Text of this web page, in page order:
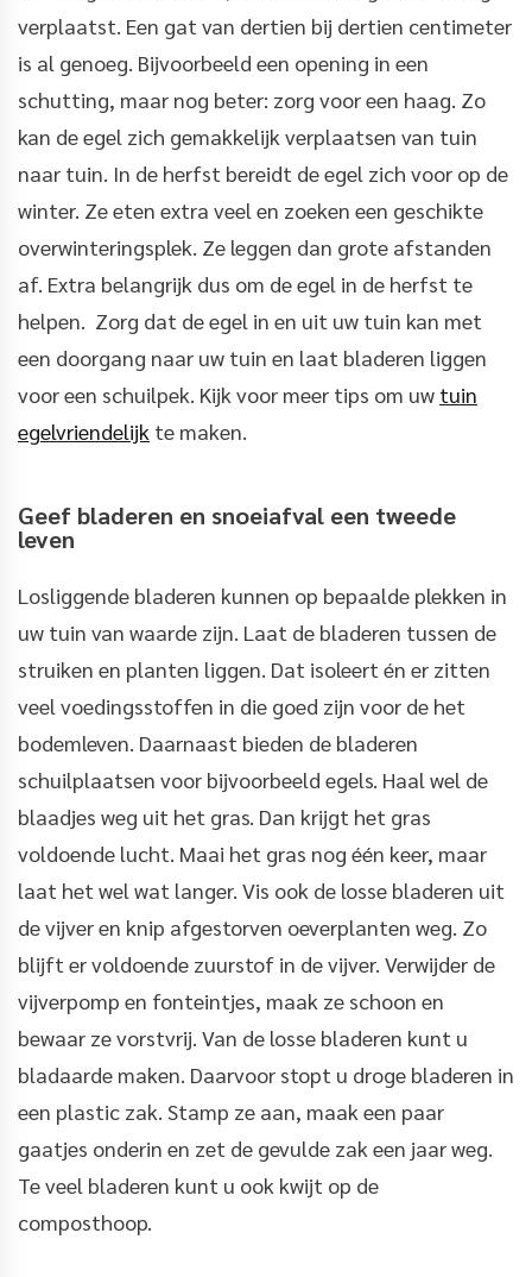
verplaatst. Een gat van dertien bij dertien centimeter
is al genoeg. Bijvoorbeeld een opening in een
schutting, maar nog beter: zorg voor een haag. Zo
kan de egel zich gemakkelijk verplaatsen van tuin
naar tuin. In de herfst bereidt de egel zich voor op de
winter. Ze eten extra veel en zoeken een geschikte
overwinteringsplek. Ze leggen dan grote afstanden
af. Extra belangrijk dus om de egel in de herfst te
helpen. Zorg dat de egel in en uit uw tuin kan met
een doorgang naar uw tuin en laat bladeren liggen
voor een schuilpek. Kijk voor meer tips om uw tuin
egelvriendelijk te maken.
Geef bladeren en snoeiafval een tweede
leven
Losliggende bladeren kunnen op bepaalde plekken in
uw tuin van waarde zijn. Laat de bladeren tussen de
struiken en planten liggen. Dat isoleert én er zitten
veel voedingsstoffen in die goed zijn voor de het
bodemleven. Daarnaast bieden de bladeren
schuilplaatsen voor bijvoorbeeld egels. Haal wel de
blaadjes weg uit het gras. Dan krijgt het gras
voldoende lucht. Maai het gras nog één keer, maar
laat het wel wat langer. Vis ook de losse bladeren uit
de vijver en knip afgestorven oeverplanten weg. Zo
blijft er voldoende zuurstof in de vijver. Verwijder de
vijverpomp en fonteintjes, maak ze schoon en
bewaar ze vorstvrij. Van de losse bladeren kunt u
bladaarde maken. Daarvoor stopt u droge bladeren in
een plastic zak. Stamp ze aan, maak een paar
gaatjes onderin en zet de gevulde zak een jaar weg.
Te veel bladeren kunt u ook kwijt op de
composthoop.